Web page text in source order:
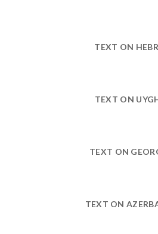
TEXT ON
TEXT ON
TEXT ON
TEXT ON